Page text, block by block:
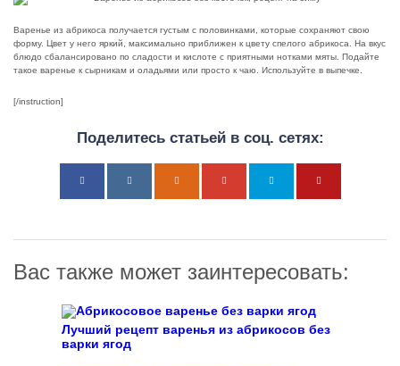
Варенье из абрикоса получается густым с половинками, которые сохраняют свою
форму. Цвет у него яркий, максимально приближен к цвету спелого абрикоса. На вкус
блюдо сбалансировано по сладости и кислоте с приятными нотками мяты. Подайте
такое варенье к сырникам и оладьями или просто к чаю. Используйте в выпечке.
[/instruction]
Поделитесь статьей в соц. сетях:
Вас также может заинтересовать:
Лучший рецепт варенья из абрикосов без
варки ягод